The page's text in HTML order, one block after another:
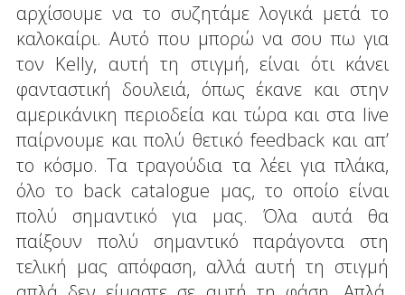
αρχίσουμε να το συζητάμε λογικά μετά το
καλοκαίρι. Αυτό που μπορώ να σου πω για
τον Kelly, αυτή τη στιγμή, είναι ότι κάνει
φανταστική δουλειά, όπως έκανε και στην
αμερικάνικη περιοδεία και τώρα και στα live
παίρνουμε και πολύ θετικό feedback και απ’
το κόσμο. Τα τραγούδια τα λέει για πλάκα,
όλο το back catalogue μας, το οποίο είναι
πολύ σημαντικό για μας. Όλα αυτά θα
παίξουν πολύ σημαντικό παράγοντα στη
τελική μας απόφαση, αλλά αυτή τη στιγμή